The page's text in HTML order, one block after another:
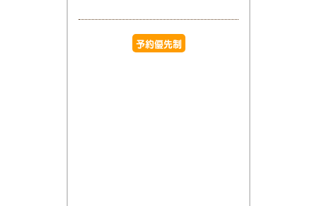
予約優先制